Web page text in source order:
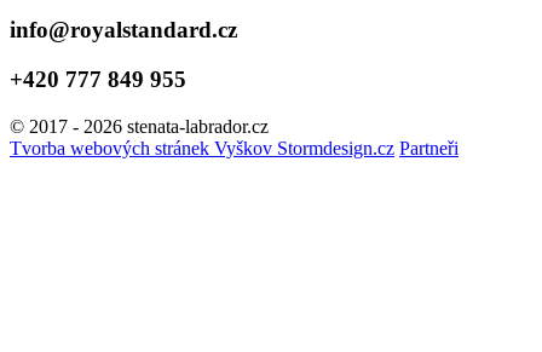
info@royalstandard.cz
+420 777 849 955
© 2017 - 2026 stenata-labrador.cz
Tvorba webových stránek Vyškov Stormdesign.cz Partneři